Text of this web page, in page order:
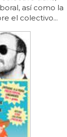
así como la
el colectivo...